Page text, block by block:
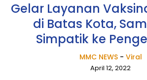
Gelar Layanan
di Batas Kota,
Simpatik ke
MMC NEWS- Viral
April 12, 2022